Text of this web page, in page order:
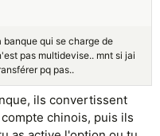
banque qui se charge de
pas multidevise.. mnt si jai
pq pas..
ils convertissent
chinois, puis ils